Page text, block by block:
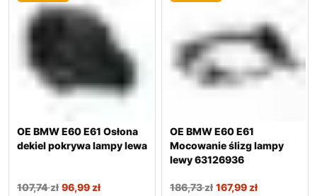
OE BMW E60 E61 Osłona
dekiel pokrywa lampy lewa
107,74zł 96,99zł
OE BMW E60 E61
Mocowanie ślizg lampy
lewy 63126936
186,73zł 167,99zł